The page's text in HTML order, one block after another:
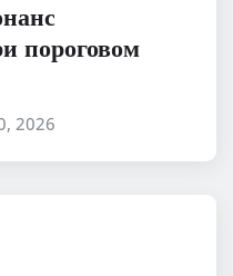
пороговом
2026